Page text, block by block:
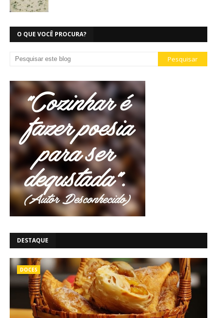
O QUE VOCÊ PROCURA?
DESTAQUE
DOCES